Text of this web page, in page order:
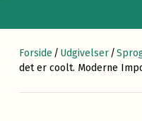
Forside / Udgivelser/
det er coolt. Moderne